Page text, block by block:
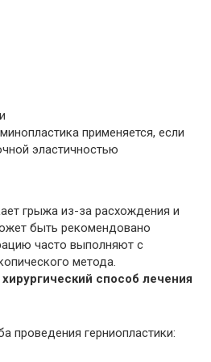
применяется, если
эластичностью
грыжа из-за расхождения и
быть рекомендовано
часто выполняют с
метода.
способ лечения
проведения герниопластики: